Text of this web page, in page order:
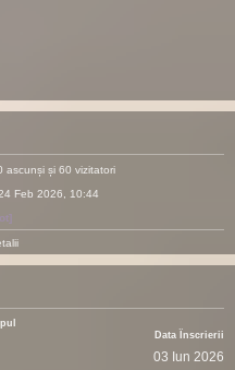
ascunși și 60 vizitatori
Feb 2026, 10:44
Data Înscrierii
03 Iun 2026